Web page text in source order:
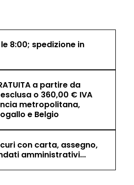
8:00; spedizione in
a partire da
o 360,00 € IVA
metropolitana,
e Belgio
con carta, assegno,
amministrativi...